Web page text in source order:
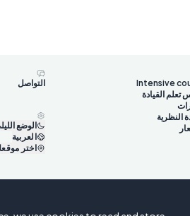
Intensive
تعلم القيادة
النظرية
التواصل
الوضع
العربية
اختر